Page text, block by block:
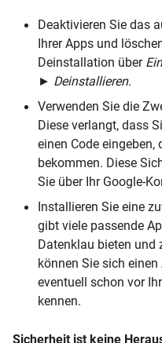
Deaktivieren Sie das
Ihrer Apps und
Deinstallation über
► Deinstallieren.
Verwenden Sie die
Diese verlangt, dass
einen Code eingeben,
bekommen. Diese
Sie über Ihr Google-
Installieren Sie eine
gibt viele passende
Datenklau bieten und
können Sie sich
eventuell schon vor
kennen.
Sicherheit ist keine